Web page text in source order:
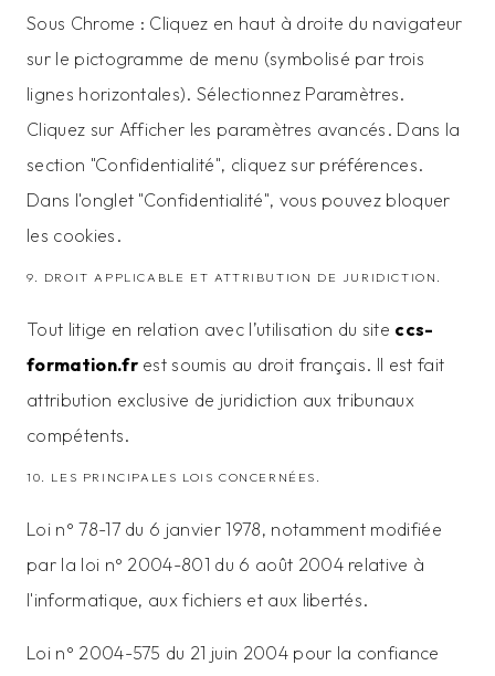
Sous Chrome : Cliquez en haut à droite du navigateur
sur le pictogramme de menu (symbolisé par trois
lignes horizontales). Sélectionnez Paramètres.
Cliquez sur Afficher les paramètres avancés. Dans la
section "Confidentialité", cliquez sur préférences.
Dans l'onglet "Confidentialité", vous pouvez bloquer
les cookies.
9. DROIT APPLICABLE ET ATTRIBUTION DE JURIDICTION.
Tout litige en relation avec l’utilisation du site ccs-
formation.frest soumis au droit français. Il est fait
attribution exclusive de juridiction aux tribunaux
compétents.
10. LES PRINCIPALES LOIS CONCERNÉES.
Loi n° 78-17 du 6 janvier 1978, notamment modifiée
par la loi n° 2004-801 du 6 août 2004 relative à
l'informatique, aux fichiers et aux libertés.
Loi n° 2004-575 du 21 juin 2004 pour la confiance